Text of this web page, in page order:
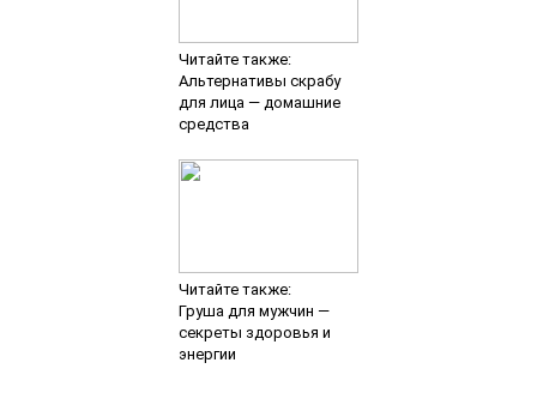
Читайте также:
Альтернативы скрабу
для лица — домашние
средства
Читайте также:
Груша для мужчин —
секреты здоровья и
энергии